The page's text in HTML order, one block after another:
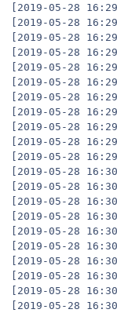
[2019-05-28
[2019-05-28
[2019-05-28
[2019-05-28
[2019-05-28
[2019-05-28
[2019-05-28
[2019-05-28
[2019-05-28
[2019-05-28
[2019-05-28
[2019-05-28
[2019-05-28
[2019-05-28
[2019-05-28
[2019-05-28
[2019-05-28
[2019-05-28
[2019-05-28
[2019-05-28
[2019-05-28